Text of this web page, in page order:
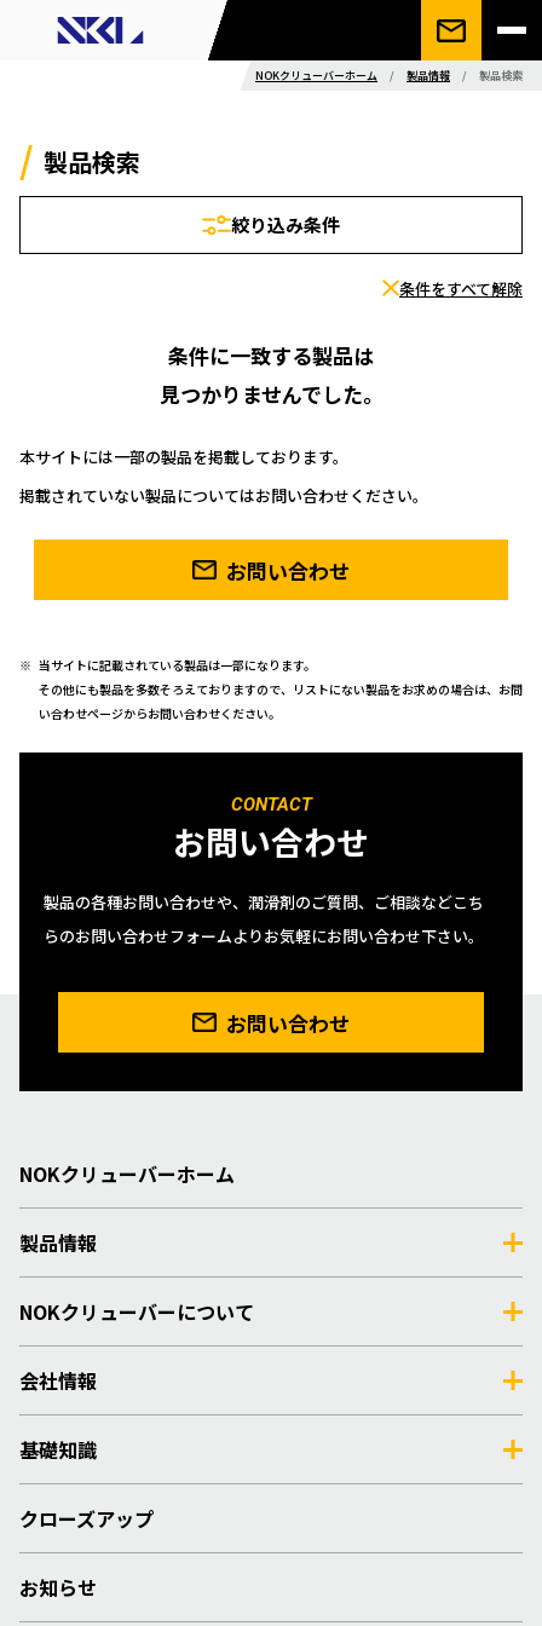
NOKクリューバーホーム / 製品情報 / 製品検索
製品検索
絞り込み条件
条件をすべて解除
条件に一致する製品は
見つかりませんでした。
本サイトには一部の製品を掲載しております。
掲載されていない製品についてはお問い合わせください。
お問い合わせ
当サイトに記載されている製品は一部になります。
その他にも製品を多数そろえておりますので、リストにない製品をお求めの場合は、お問
い合わせページからお問い合わせください。
CONTACT
お問い合わせ
製品の各種お問い合わせや、潤滑剤のご質問、ご相談などこち
らのお問い合わせフォームよりお気軽にお問い合わせ下さい。
お問い合わせ
NOKクリューバーホーム
製品情報
NOKクリューバーについて
会社情報
基礎知識
クローズアップ
お知らせ